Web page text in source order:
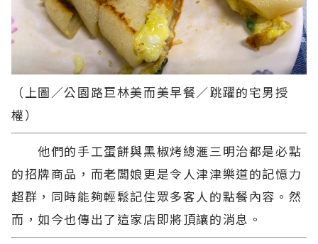
（上圖／公園路巨林美而美早餐／跳躍的宅男授
權）
他們的手工蛋餅與黑椒烤總滙三明治都是必點
的招牌商品，而老闆娘更是令人津津樂道的記憶力
超群，同時能夠輕鬆記住眾多客人的點餐內容。然
而，如今也傳出了這家店即將頂讓的消息。